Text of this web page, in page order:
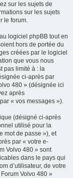
sur les sujets de
sur les sujets
le forum.
logiciel phpBB tout en
hors de portée du
créées par le logiciel
que vous nous
pas limité à : la
ci-après par
480 » (désignée ici
après
« vos messages »).
(désigné ci-après
utilisé pour la
mot de passe »), et
par « votre e-
Volvo 480 » sont
dans le pays qui
d’utilisateur, de votre
Volvo 480 »